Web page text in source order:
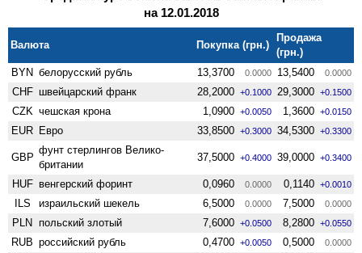
на 12.01.2018
Валюта Покупка (грн.)
Продажа
(грн.)
BYN белорусский рубль 13,3700 0.0000 13,5400 0.0000
CHF швейцарский франк 28,2000 +0.1000 29,3000 +0.1500
CZK чешская крона 1,0900 +0.0050 1,3600 +0.0150
EUR Евро 33,8500 +0.3000 34,5300 +0.3300
GBP
фунт стерлингов Велико­
британии
37,5000 +0.4000 39,0000 +0.3400
HUF венгерский форинт 0,0960 0.0000 0,1140 +0.0010
ILS израильский шекель 6,5000 0.0000 7,5000 0.0000
PLN польский злотый 7,6000 +0.0500 8,2800 +0.0550
RUB российский рубль 0,4700 +0.0050 0,5000 0.0000